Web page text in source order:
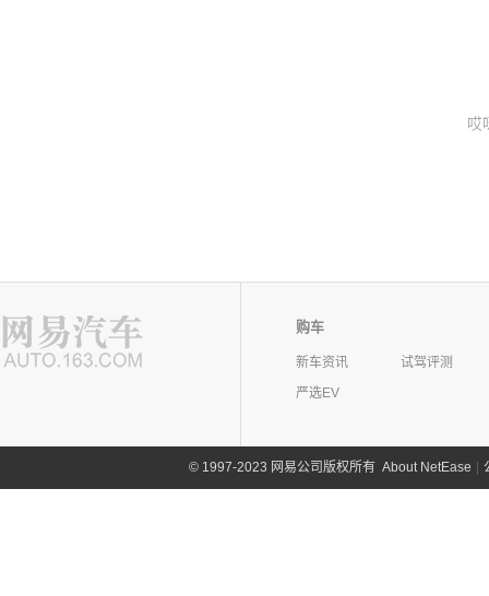
哎
购车
新车资讯
试驾评测
严选EV
©1997-2023 网易公司版权所有 About NetEase